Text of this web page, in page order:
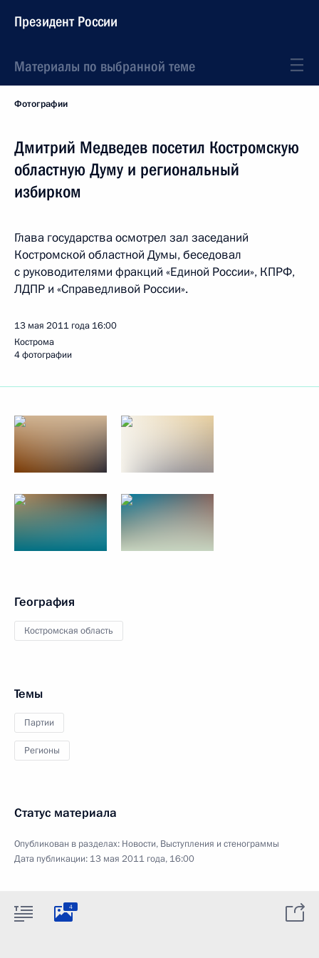
Президент России
Материалы по выбранной теме
Фотографии
Дмитрий Медведев посетил Костромскую
областную Думу и региональный
избирком
Глава государства осмотрел зал заседаний
Костромской областной Думы, беседовал
с руководителями фракций «Единой России», КПРФ,
ЛДПР и «Справедливой России».
13 мая 2011 года 16:00
Кострома
4 фотографии
География
Костромская область
Темы
Партии
Регионы
Статус материала
Опубликован в разделах: Новости, Выступления и стенограммы
Дата публикации: 13 мая 2011 года, 16:00
4